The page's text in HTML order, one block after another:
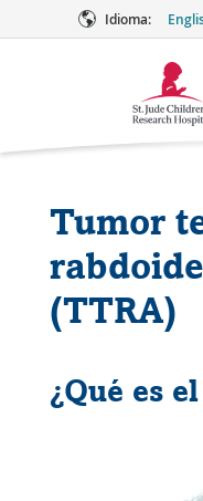
Idioma:
Tumor
(TTRA)
¿Qué es